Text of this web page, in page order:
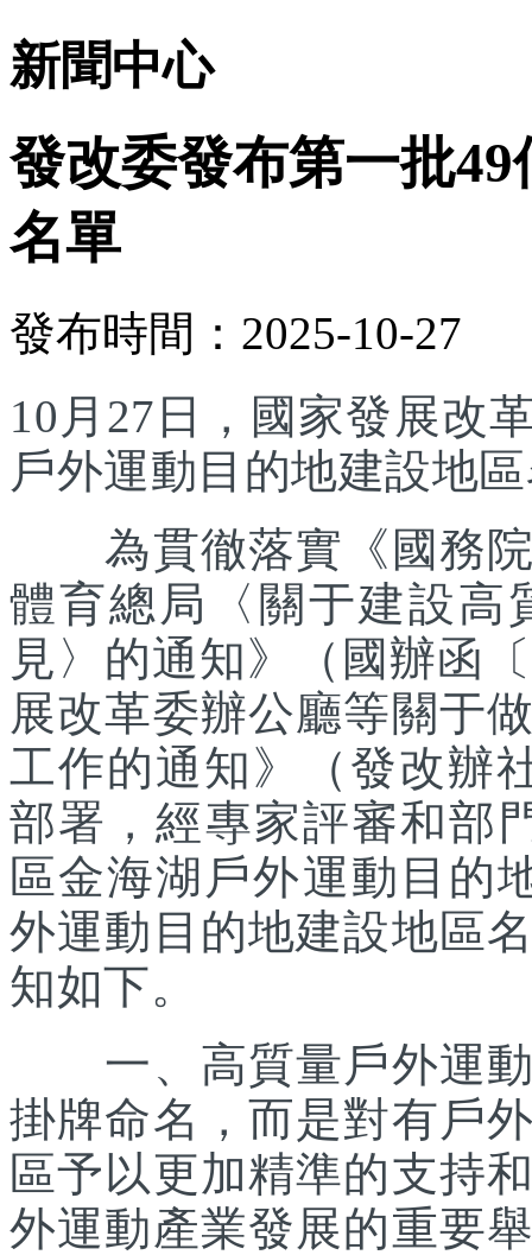
新聞中心
發改委發布第一批
名單
發布時間：2025-10-27
10月27日，國家發展改
戶外運動目的地建設地
為貫徹落實《國務院
體育總局〈關于建設高
見〉的通知》（國辦函
展改革委辦公廳等關于
工作的通知》（發改辦
部署，經專家評審和部
區金海湖戶外運動目的
外運動目的地建設地區
知如下。
一、高質量戶外運動
掛牌命名，而是對有戶
區予以更加精準的支持
外運動產業發展的重要